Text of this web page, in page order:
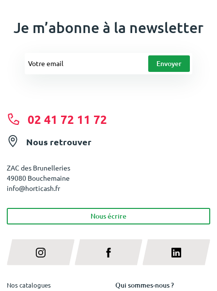
Je m’abonne à la newsletter
02 41 72 11 72
Nous retrouver
ZAC des Brunelleries
49080 Bouchemaine
info@horticash.fr
Nous écrire
Nos catalogues
Qui sommes-nous ?